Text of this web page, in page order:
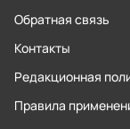
Обратная связь
Контакты
Редакционная
Правила